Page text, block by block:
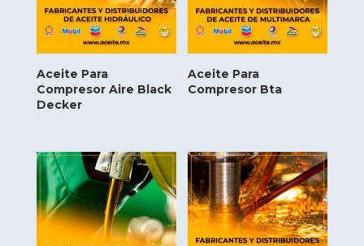
Aceite Para
Compresor Aire Black
Decker
Aceite Para
Compresor Bta